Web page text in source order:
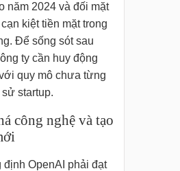
năm 2024 và đối mặt
kiệt tiền mặt trong
Để sống sót sau
ty cần huy động
quy mô chưa từng
startup.
công nghệ và tạo
định OpenAI phải đạt